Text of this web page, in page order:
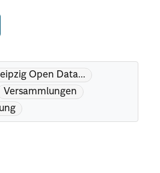
Open Data...
Versammlungen